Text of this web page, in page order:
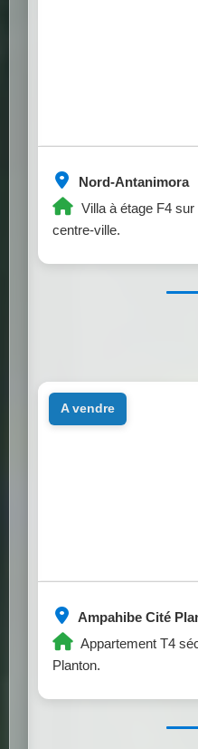
Nord-Antanimora
Villa à étage F4
centre-ville.
Ampahibe Cité
Appartement T4
Planton.
a vendre